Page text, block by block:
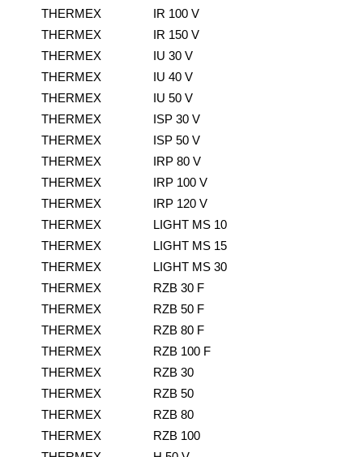
THERMEX
IR 100 V
THERMEX
IR 150 V
THERMEX
IU 30 V
THERMEX
IU 40 V
THERMEX
IU 50 V
THERMEX
ISP 30 V
THERMEX
ISP 50 V
THERMEX
IRP 80 V
THERMEX
IRP 100 V
THERMEX
IRP 120 V
THERMEX
LIGHT MS 10
THERMEX
LIGHT MS 15
THERMEX
LIGHT MS 30
THERMEX
RZB 30 F
THERMEX
RZB 50 F
THERMEX
RZB 80 F
THERMEX
RZB 100 F
THERMEX
RZB 30
THERMEX
RZB 50
THERMEX
RZB 80
THERMEX
RZB 100